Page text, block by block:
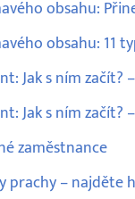
obsahu:
obsahu: 11
Jak s ním začít?
Jak s ním začít?
zaměstnance
prachy – najděte